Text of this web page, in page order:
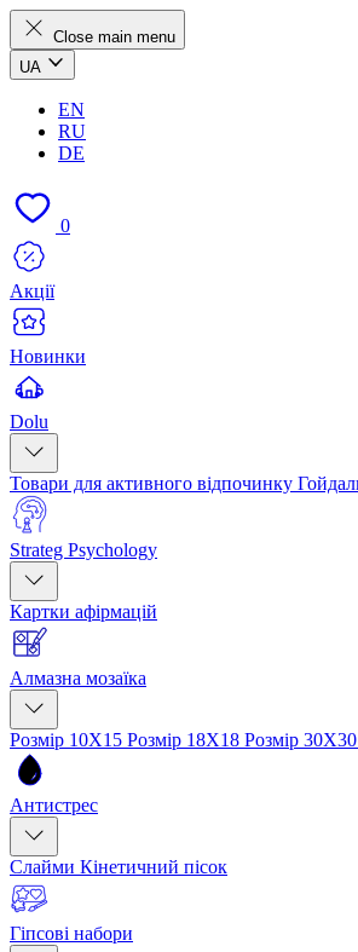
Close main menu
UA
EN
RU
DE
0
Акції
Новинки
Dolu
Товари для активного відпочинку
Strateg Psychology
Картки афірмацій
Алмазна мозаїка
Розмір 10Х15 Розмір 18Х18 Розмір 30Х30
Антистрес
Слайми Кінетичний пісок
Гіпсові набори